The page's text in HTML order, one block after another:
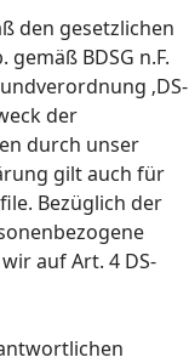
den gesetzlichen
BDSG n.F.
‚DS-
der
durch unser
gilt auch für
Bezüglich der
auf Art. 4 DS-